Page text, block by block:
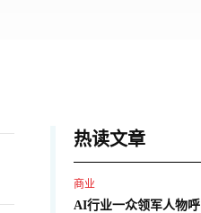
热读文章
商业
AI行业一众领军人物呼